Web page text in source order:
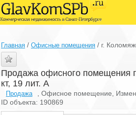
Главная / Офисные помещения / г.
Продажа офисного помещения
кт, 19 лит. А
Продажа
, Офисное помещение,
ID объекта: 190869